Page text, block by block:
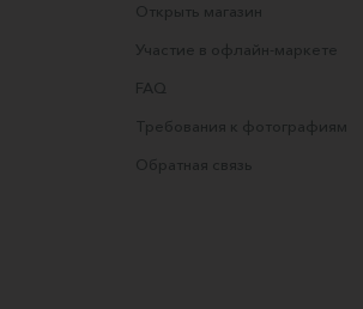
Открыть магазин
Участие в офлайн-маркете
FAQ
Требования к фотографиям
Обратная связь